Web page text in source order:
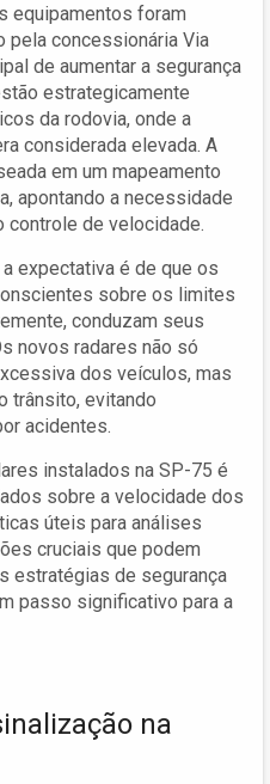
equipamentos foram
pela concessionária Via
de aumentar a segurança
estrategicamente
da rodovia, onde a
considerada elevada. A
em um mapeamento
apontando a necessidade
controle de velocidade.
expectativa é de que os
sobre os limites
conduzam seus
novos radares não só
dos veículos, mas
trânsito, evitando
acidentes.
instalados na SP-75 é
sobre a velocidade dos
úteis para análises
cruciais que podem
estratégias de segurança
passo significativo para a
na